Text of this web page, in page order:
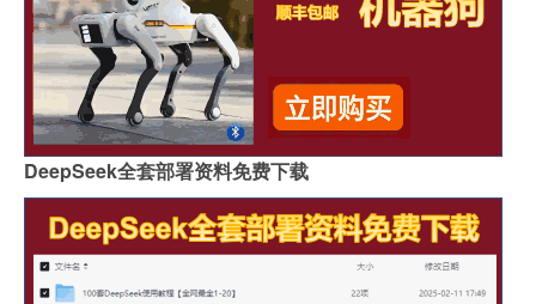
DeepSeek全套部署资料免费下载